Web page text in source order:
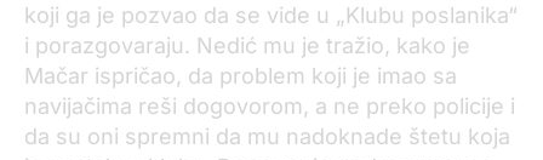
koji ga je pozvao da se vide u „Klubu poslanika“
i porazgovaraju. Nedić mu je tražio, kako je
Mačar ispričao, da problem koji je imao sa
navijačima reši dogovorom, a ne preko policije i
da su oni spremni da mu nadoknade štetu koja